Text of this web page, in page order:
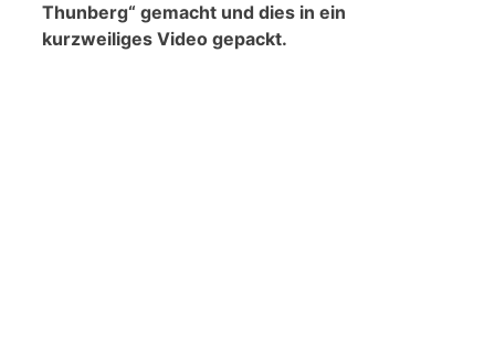
Thunberg“ gemacht und dies in ein
kurzweiliges Video gepackt.